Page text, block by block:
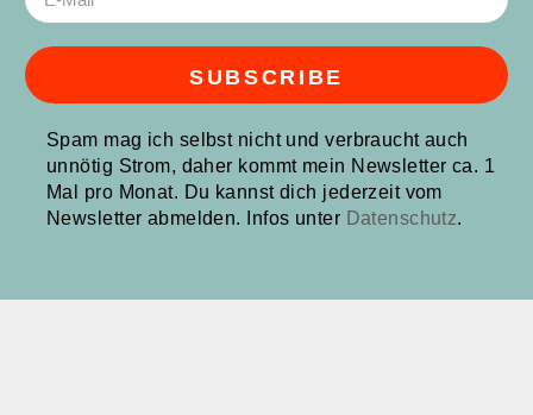
SUBSCRIBE
Spam mag ich selbst nicht und verbraucht auch
unnötig Strom, daher kommt mein Newsletter ca. 1
Mal pro Monat. Du kannst dich jederzeit vom
Newsletter abmelden. Infos unter Datenschutz.